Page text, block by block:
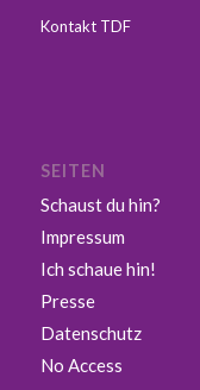
Kontakt TDF
SEITEN
Schaust du hin?
Impressum
Ich schaue hin!
Presse
Datenschutz
No Access